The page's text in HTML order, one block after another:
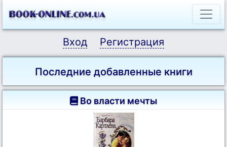
Вход Регистрация
Последние добавленные книги
Во власти мечты